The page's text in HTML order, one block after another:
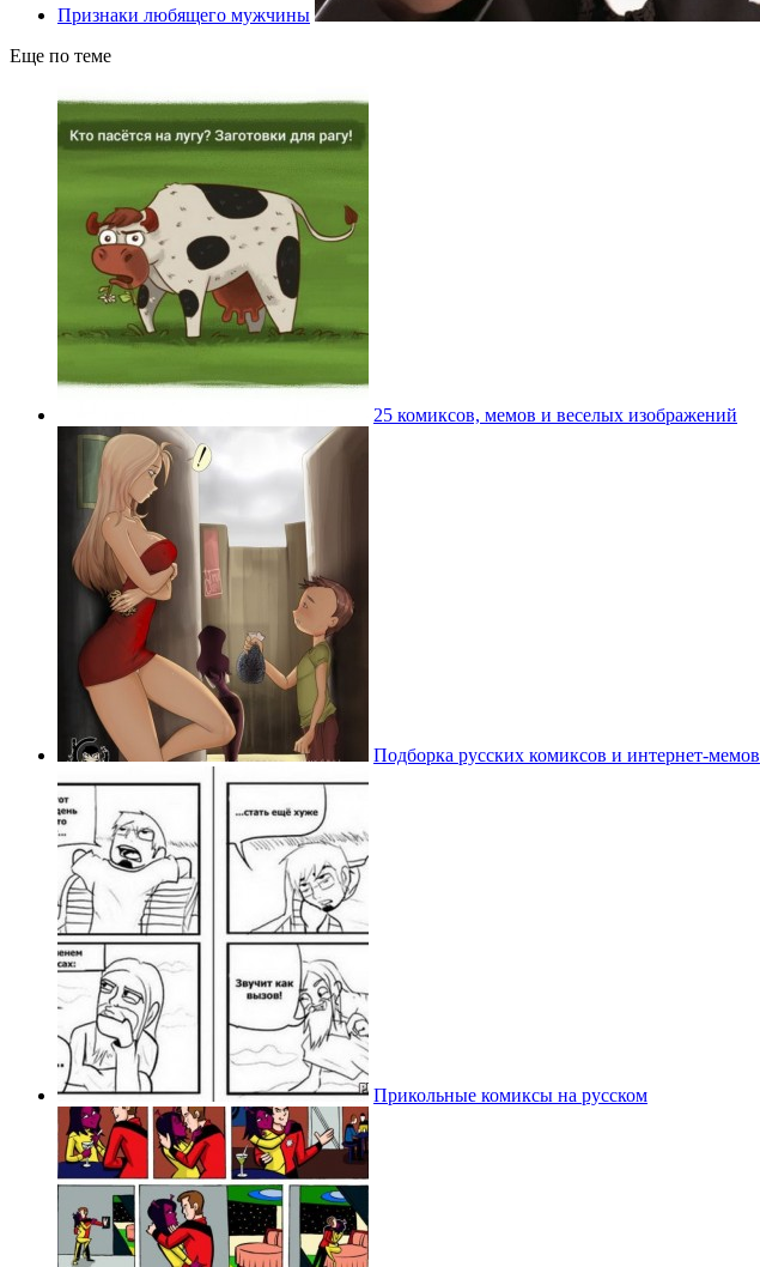
Признаки любящего мужчины
Еще по теме
25 комиксов, мемов и веселых изображений
Подборка русских комиксов и интернет-мемов
Прикольные комиксы на русском